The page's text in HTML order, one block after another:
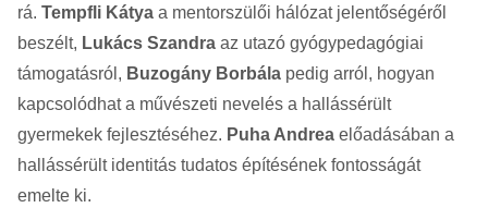
rá. Tempfli Kátya a mentorszülői hálózat jelentőségéről
beszélt, Lukács Szandra az utazó gyógypedagógiai
támogatásról, Buzogány Borbála pedig arról, hogyan
kapcsolódhat a művészeti nevelés a hallássérült
gyermekek fejlesztéséhez. Puha Andrea előadásában a
hallássérült identitás tudatos építésének fontosságát
emelte ki.